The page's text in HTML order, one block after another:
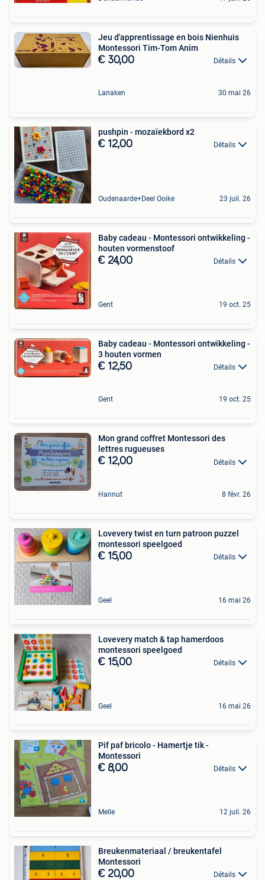
Jeu d'apprentissage en bois Nienhuis
Montessori Tim-Tom Anim
€ 30,00 Détails
Lanaken 30 mai 26
pushpin - mozaïekbord x2
€ 12,00 Détails
Oudenaarde+Deel Ooike 23 juil. 26
Baby cadeau - Montessori ontwikkeling -
houten vormenstoof
€ 24,00 Détails
Gent 19 oct. 25
Baby cadeau - Montessori ontwikkeling -
3 houten vormen
€ 12,50 Détails
Gent 19 oct. 25
Mon grand coffret Montessori des
lettres rugueuses
€ 12,00 Détails
Hannut 8 févr. 26
Lovevery twist en turn patroon puzzel
montessori speelgoed
€ 15,00 Détails
Geel 16 mai 26
Lovevery match & tap hamerdoos
montessori speelgoed
€ 15,00 Détails
Geel 16 mai 26
Pif paf bricolo - Hamertje tik -
Montessori
€ 8,00 Détails
Melle 12 juil. 26
Breukenmateriaal / breukentafel
Montessori
€ 20,00 Détails